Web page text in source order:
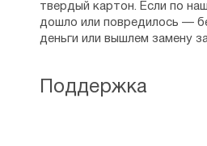
Поддержка
твердый картон. Если по
дошло или повредилось —
деньги или вышлем замену